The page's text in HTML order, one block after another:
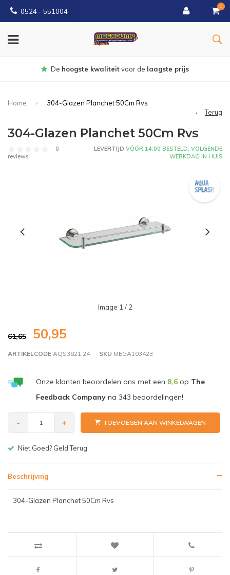
0524 - 551004
0
Gratisbezorgd vanaf €150
Home
304-Glazen Planchet 50Cm Rvs
Terug
304-Glazen Planchet 50Cm Rvs
0
reviews
LEVERTIJD VÓÓR 14:00 BESTELD, VOLGENDE
WERKDAG IN HUIS
Image 1 / 2
61,65 50,95
ARTIKELCODE AQS3821.24 SKU MEGA103423
Onze klanten beoordelen ons met een 8,6op The
Feedback Companyna 343 beoordelingen!
- + TOEVOEGEN AAN WINKELWAGEN
Gratis bezorgen v.a. € 150,-(NL)
Beschrijving
304-Glazen Planchet 50Cm Rvs